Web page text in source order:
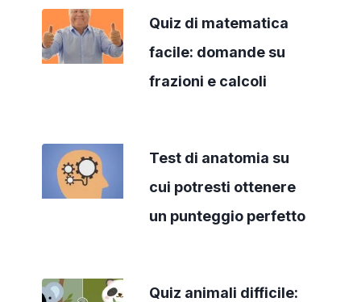
Quiz di matematica
facile: domande su
frazioni e calcoli
Test di anatomia su
cui potresti ottenere
un punteggio perfetto
Quiz animali difficile: